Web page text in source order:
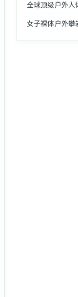
全球顶级户外人
女子裸体户外攀